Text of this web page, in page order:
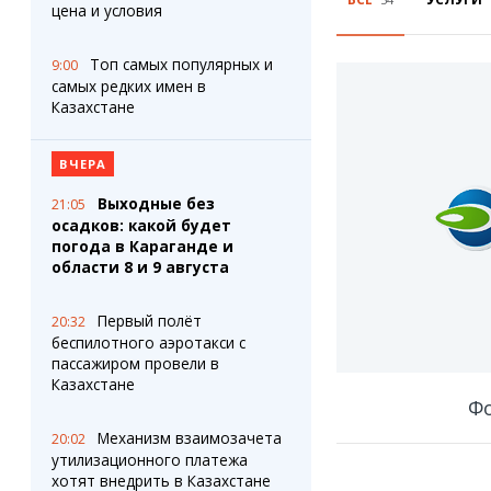
Штрихи
Коллаж недели
Ешкин гороскоп
Пробки
Карта Караганды
Медиа
Видео
3D-тур
Timelapse
цена и условия
9:00
Топ самых популярных и
самых редких имен в
Казахстане
ВЧЕРА
21:05
Выходные без
осадков: какой будет
погода в Караганде и
области 8 и 9 августа
20:32
Первый полёт
беспилотного аэротакси с
пассажиром провели в
Казахстане
20:02
Механизм взаимозачета
утилизационного платежа
хотят внедрить в Казахстане